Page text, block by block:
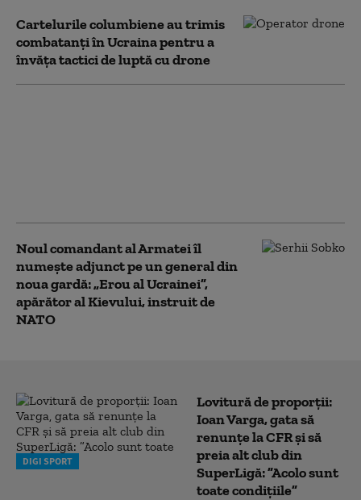
Cartelurile columbiene au trimis
combatanți în Ucraina pentru a
învăța tactici de luptă cu drone
Noul comandant al Armatei îl
numește adjunct pe un general din
noua gardă: „Erou al Ucrainei”,
apărător al Kievului, instruit de
NATO
DIGI SPORT
Lovitură de proporții:
Ioan Varga, gata să
renunțe la CFR și să
preia alt club din
SuperLigă: ”Acolo sunt
toate condițiile”